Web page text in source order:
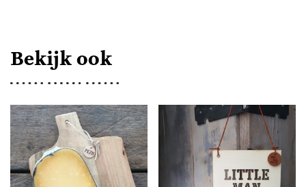
Bekijk ook